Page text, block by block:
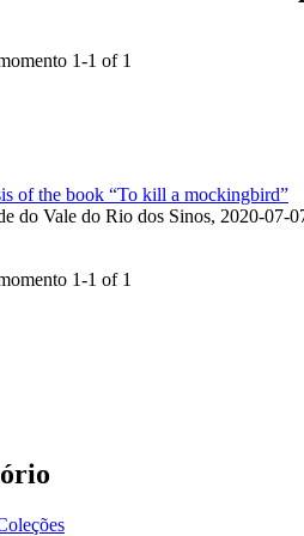
1-1 of 1
of the book “To kill a mockingbird”
do Vale do Rio dos Sinos, 2020-07-
1-1 of 1